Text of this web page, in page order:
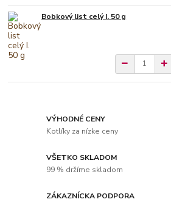
Bobkový list celý I. 50 g
VÝHODNÉ CENY
Kotlíky za nízke ceny
VŠETKO SKLADOM
99 % držíme skladom
ZÁKAZNÍCKA PODPORA